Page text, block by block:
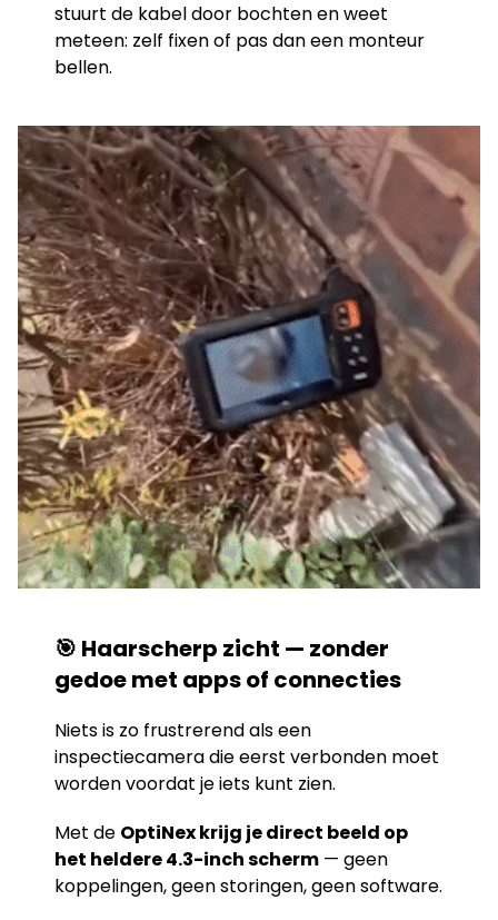
stuurt de kabel door bochten en weet
meteen: zelf fixen of pas dan een monteur
bellen.
🎯 Haarscherp zicht — zonder
gedoe met apps of connecties
Niets is zo frustrerend als een
inspectiecamera die eerst verbonden moet
worden voordat je iets kunt zien.
Met de OptiNex krijg je direct beeld op
het heldere 4.3-inch scherm — geen
koppelingen, geen storingen, geen software.